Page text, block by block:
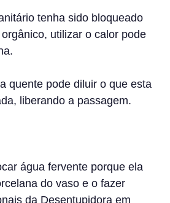
tenha sido bloqueado
utilizar o calor pode
quente pode diluir o que esta
liberando a passagem.
água fervente porque ela
do vaso e o fazer
da Desentupidora em